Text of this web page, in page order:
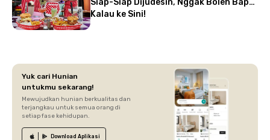
Siap-Siap Dijudesin, Nggak Boleh Baper
Kalau ke Sini!
Yuk cari Hunian
untukmu sekarang!
Mewujudkan hunian berkualitas dan
terjangkau untuk semua orang di
setiap fase kehidupan.
Download Aplikasi